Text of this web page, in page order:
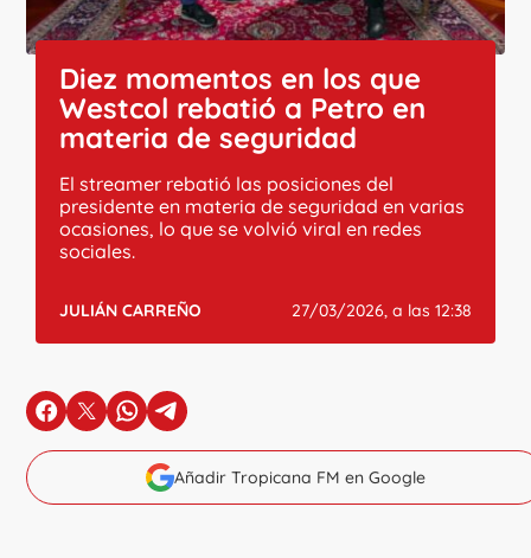
Diez momentos en los que
Westcol rebatió a Petro en
materia de seguridad
El streamer rebatió las posiciones del
presidente en materia de seguridad en varias
ocasiones, lo que se volvió viral en redes
sociales.
JULIÁN CARREÑO 27/03/2026, a las 12:38
en Facebook
en Xen Whatsapp
en Telegram
Añadir Tropicana FM en Google